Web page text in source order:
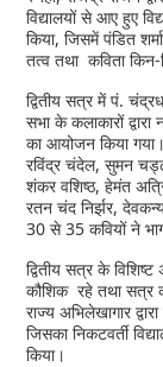
विद्यालयों से आए हुए
किया, जिसमें पंडित
तत्व तथा कविता
द्वितीय सत्र में पं.
सभा के कलाकारों
का आयोजन किया
रविंद्र चंदेल, सुमन
शंकर वशिष्ठ, हेमंत
रतन चंद निर्झर,
30 से 35 कवियों ने
द्वितीय सत्र के
कौशिक रहे तथा सत्र
राज्य अभिलेखागार
जिसका निकटवर्ती
किया।